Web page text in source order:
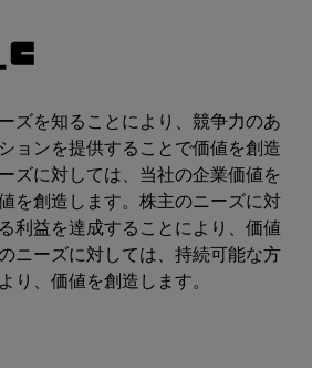
polymerization:
viscosity of polymer
different shear rates
stability
life (high freeze thaw
liquid
6 - 8
soluble in water
approx. 1.00 g/cm3
dispersions
latex
-2 % based on monomers.
ズを知ることにより、競争力のあ
ョンを提供することで価値を創造
ズに対しては、当社の企業価値を
を創造します。株主のニーズに対
利益を達成することにより、価値
ニーズに対しては、持続可能な方
り、価値を創造します。